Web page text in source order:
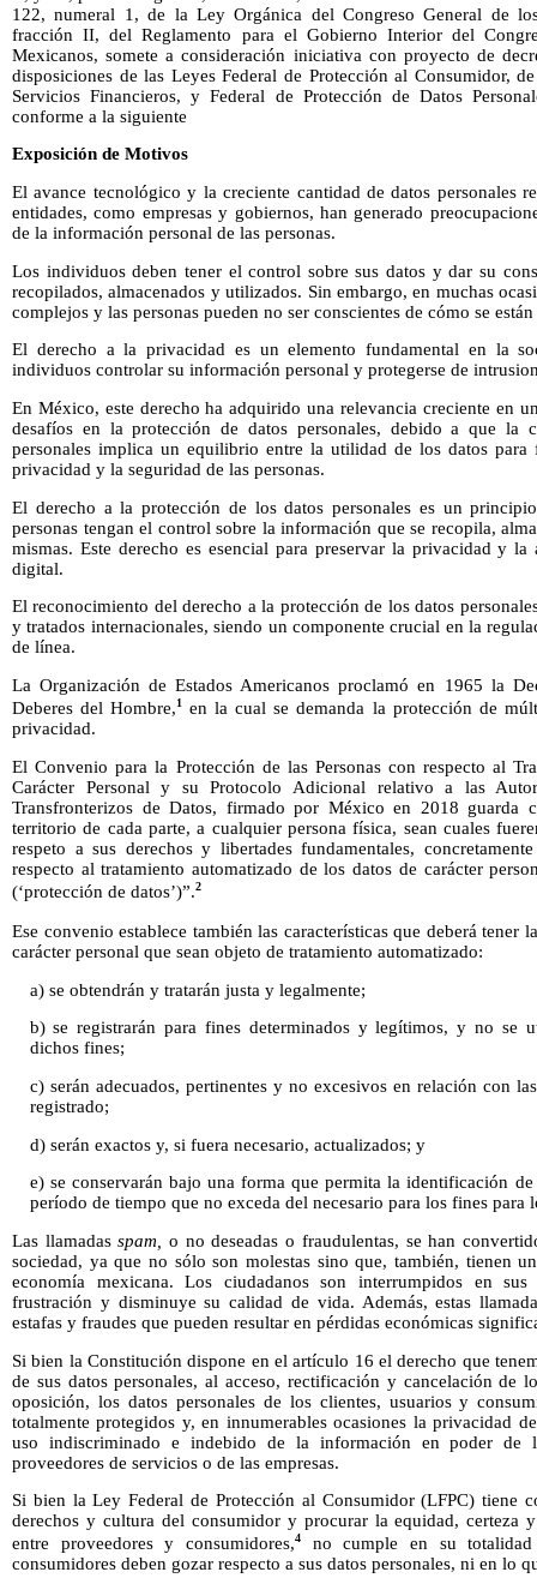
122, numeral 1, de la Ley Orgánica del Congreso General de
fracción II, del Reglamento para el Gobierno Interior del
Mexicanos, somete a consideración iniciativa con proyecto de
disposiciones de las Leyes Federal de Protección al Consumidor,
Servicios Financieros, y Federal de Protección de Datos
conforme a la siguiente
Exposición de Motivos
El avance tecnológico y la creciente cantidad de datos personales
entidades, como empresas y gobiernos, han generado
de la información personal de las personas.
Los individuos deben tener el control sobre sus datos y dar su
recopilados, almacenados y utilizados. Sin embargo, en muchas
complejos y las personas pueden no ser conscientes de cómo se
El derecho a la privacidad es un elemento fundamental en la
individuos controlar su información personal y protegerse de
En México, este derecho ha adquirido una relevancia creciente en
desafíos en la protección de datos personales, debido a que la
personales implica un equilibrio entre la utilidad de los datos
privacidad y la seguridad de las personas.
El derecho a la protección de los datos personales es un
personas tengan el control sobre la información que se recopila,
mismas. Este derecho es esencial para preservar la privacidad y
digital.
El reconocimiento del derecho a la protección de los datos
y tratados internacionales, siendo un componente crucial en la
de línea.
La Organización de Estados Americanos proclamó en 1965 la
Deberes del Hombre,1
en la cual se demanda la protección de
privacidad.
El Convenio para la Protección de las Personas con respecto al
Carácter Personal y su Protocolo Adicional relativo a las
Transfronterizos de Datos, firmado por México en 2018 guarda
territorio de cada parte, a cualquier persona física, sean cuales
respeto a sus derechos y libertades fundamentales,
respecto al tratamiento automatizado de los datos de carácter
(‘protección de datos’)”.2
Ese convenio establece también las características que deberá tener
carácter personal que sean objeto de tratamiento automatizado:
a) se obtendrán y tratarán justa y legalmente;
b) se registrarán para fines determinados y legítimos, y no se
dichos fines;
c) serán adecuados, pertinentes y no excesivos en relación con
registrado;
d) serán exactos y, si fuera necesario, actualizados; y
e) se conservarán bajo una forma que permita la identificación
período de tiempo que no exceda del necesario para los fines para
Las llamadasspam,
o no deseadas o fraudulentas, se han
sociedad, ya que no sólo son molestas sino que, también, tienen
economía mexicana. Los ciudadanos son interrumpidos en
frustración y disminuye su calidad de vida. Además, estas
estafas y fraudes que pueden resultar en pérdidas económicas
Si bien la Constitución dispone en el artículo 16 el derecho que
de sus datos personales, al acceso, rectificación y cancelación de
oposición, los datos personales de los clientes, usuarios y
totalmente protegidos y, en innumerables ocasiones la privacidad
uso indiscriminado e indebido de la información en poder de
proveedores de servicios o de las empresas.
Si bien la Ley Federal de Protección al Consumidor (LFPC) tiene
derechos y cultura del consumidor y procurar la equidad, certeza
entre proveedores y consumidores,4no cumple en su
consumidores deben gozar respecto a sus datos personales, ni en lo